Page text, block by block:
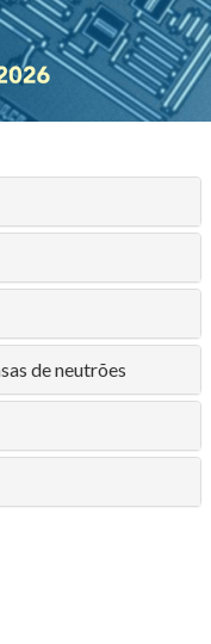
de neutrões